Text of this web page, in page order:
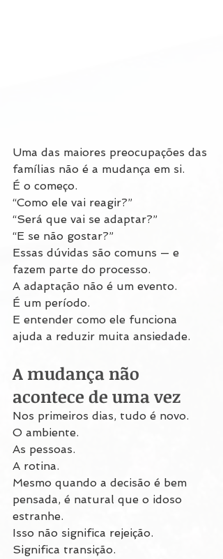
Uma das maiores preocupações das
famílias não é a mudança em si.
É o começo.
“Como ele vai reagir?”
“Será que vai se adaptar?”
“E se não gostar?”
Essas dúvidas são comuns — e
fazem parte do processo.
A adaptação não é um evento.
É um período.
E entender como ele funciona
ajuda a reduzir muita ansiedade.
A mudança não
acontece de uma vez
Nos primeiros dias, tudo é novo.
O ambiente.
As pessoas.
A rotina.
Mesmo quando a decisão é bem
pensada, é natural que o idoso
estranhe.
Isso não significa rejeição.
Significa transição.